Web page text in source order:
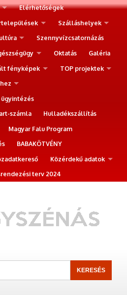
Elérhetőségek
Szálláshelyek
Szennyvízcsatornázás
Oktatás
Galéria
fényképek
TOP projektek
számla
Hulladékszállítás
Magyar Falu Program
BABAKÖTVÉNY
Közérdekű adatok
terv 2024